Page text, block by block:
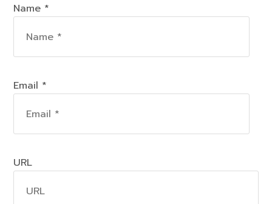
Name *
Email *
URL